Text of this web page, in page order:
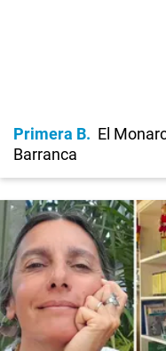
Primera B
El
Barranca